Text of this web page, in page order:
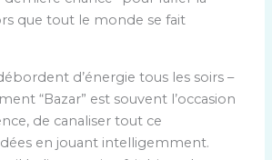
que tout le monde se fait
d’énergie tous les soirs –
“Bazar” est souvent l’occasion
de canaliser tout ce
en jouant intelligemment.